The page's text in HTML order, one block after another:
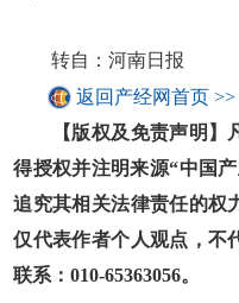
转自：河南日报
返回产经网首页 >>
【版权及免责声明】凡
得授权并注明来源“中国
追究其相关法律责任的权
仅代表作者个人观点，不
联系：010-65363056。